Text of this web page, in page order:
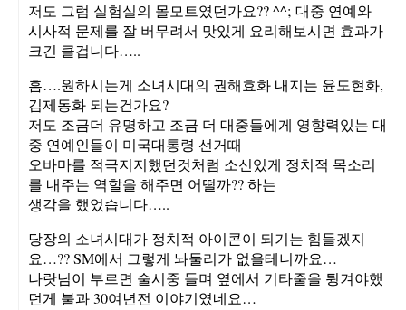
저도 그럼 실험실의 몰모트였던가요?? ^^; 대중 연예와
시사적 문제를 잘 버무려서 맛있게 요리해보시면 효과가
크긴 클겁니다…..
흠….원하시는게 소녀시대의 권해효화 내지는 윤도현화,
김제동화 되는건가요?
저도 조금더 유명하고 조금 더 대중들에게 영향력있는 대
중 연예인들이 미국대통령 선거때
오바마를 적극지지했던것처럼 소신있게 정치적 목소리
를 내주는 역할을 해주면 어떨까?? 하는
생각을 했었습니다…..
당장의 소녀시대가 정치적 아이콘이 되기는 힘들겠지
요…?? SM에서 그렇게 놔둘리가 없을테니까요…
나랏님이 부르면 술시중 들며 옆에서 기타줄을 튕겨야했
던게 불과 30여년전 이야기였네요…